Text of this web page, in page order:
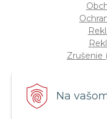
Na
Zrušenie
Štatút